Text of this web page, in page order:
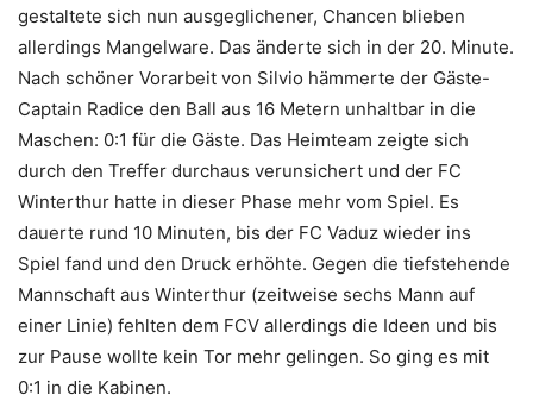
gestaltete sich nun ausgeglichener, Chancen blieben
allerdings Mangelware. Das änderte sich in der 20. Minute.
Nach schöner Vorarbeit von Silvio hämmerte der Gäste-
Captain Radice den Ball aus 16 Metern unhaltbar in die
Maschen: 0:1 für die Gäste. Das Heimteam zeigte sich
durch den Treffer durchaus verunsichert und der FC
Winterthur hatte in dieser Phase mehr vom Spiel. Es
dauerte rund 10 Minuten, bis der FC Vaduz wieder ins
Spiel fand und den Druck erhöhte. Gegen die tiefstehende
Mannschaft aus Winterthur (zeitweise sechs Mann auf
einer Linie) fehlten dem FCV allerdings die Ideen und bis
zur Pause wollte kein Tor mehr gelingen. So ging es mit
0:1 in die Kabinen.